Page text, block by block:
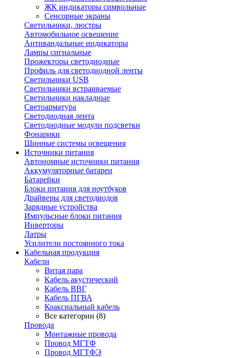
ЖК индикаторы символьные
Сенсорные экраны
Cветильники, люстры
Автомобильное освещение
Антивандальные индикаторы
Лампы сигнальные
Прожекторы светодиодные
Профиль для светодиодной ленты
Светильники USB
Светильники встраиваемые
Светильники накладные
Светоарматура
Светодиодная лента
Светодиодные модули подсветки
Фонарики
Шинные системы освещения
Источники питания
Автономные источники питания
Аккумуляторные батареи
Батарейки
Блоки питания для ноутбуков
Драйверы для светодиодов
Зарядные устройства
Импульсные блоки питания
Инверторы
Латры
Усилители постоянного тока
Кабельная продукция
Кабели
Витая пара
Кабель акустический
Кабель ВВГ
Кабель ПГВА
Коаксиальный кабель
Все категории (8)
Провода
Монтажные провода
Провод МГТФ
Провод МГТФЭ